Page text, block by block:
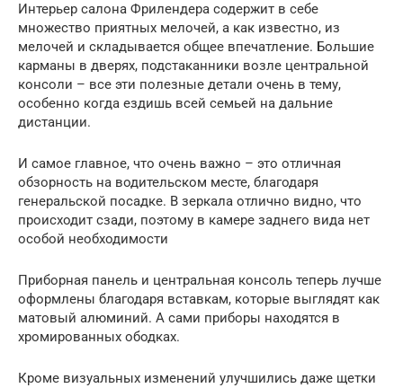
Интерьер салона Фрилендера содержит в себе
множество приятных мелочей, а как известно, из
мелочей и складывается общее впечатление. Большие
карманы в дверях, подстаканники возле центральной
консоли – все эти полезные детали очень в тему,
особенно когда ездишь всей семьей на дальние
дистанции.
И самое главное, что очень важно – это отличная
обзорность на водительском месте, благодаря
генеральской посадке. В зеркала отлично видно, что
происходит сзади, поэтому в камере заднего вида нет
особой необходимости
Приборная панель и центральная консоль теперь лучше
оформлены благодаря вставкам, которые выглядят как
матовый алюминий. А сами приборы находятся в
хромированных ободках.
Кроме визуальных изменений улучшились даже щетки